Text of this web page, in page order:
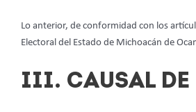
Lo anterior, de conformidad con los
Electoral del Estado de Michoacán de
III. CAUSAL